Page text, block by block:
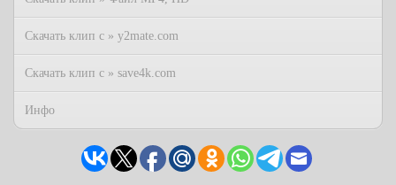
Скачать клип с » y2mate.com
Скачать клип с » save4k.com
Инфо